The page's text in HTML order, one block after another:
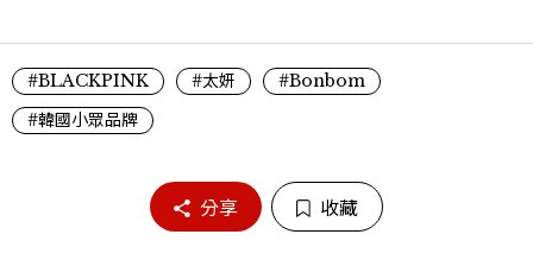
#BLACKPINK #太妍
#Bonbom
#韓國小眾品牌
分享 收藏